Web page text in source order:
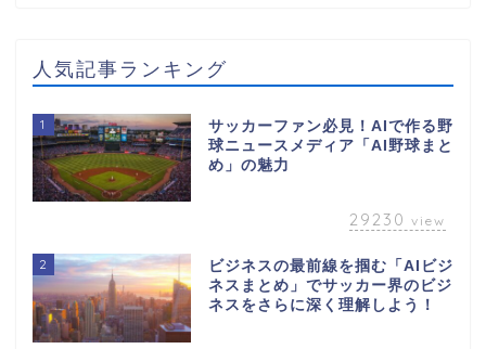
人気記事ランキング
1
サッカーファン必見！AIで作る野
球ニュースメディア「AI野球まと
め」の魅力
29230 view
2
ビジネスの最前線を掴む「AIビジ
ネスまとめ」でサッカー界のビジ
ネスをさらに深く理解しよう！